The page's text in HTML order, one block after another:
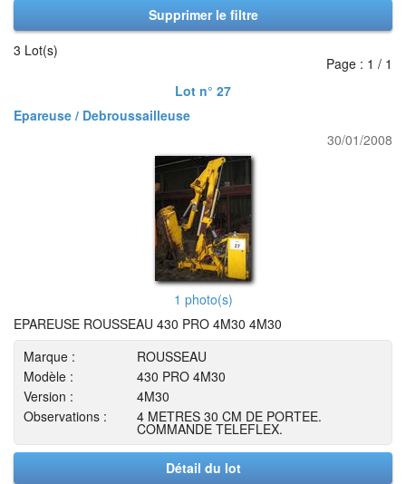
Supprimer le filtre
3 Lot(s)
Page : 1 / 1
Lot n° 27
Epareuse / Debroussailleuse
30/01/2008
1 photo(s)
EPAREUSE ROUSSEAU 430 PRO 4M30 4M30
Marque :
ROUSSEAU
Modèle :
430 PRO 4M30
Version :
4M30
Observations :
4 METRES 30 CM DE PORTEE.
COMMANDE TELEFLEX.
Détail du lot